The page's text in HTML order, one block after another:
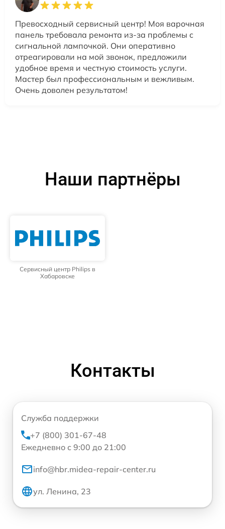
Превосходный сервисный центр! Моя варочная
панель требовала ремонта из-за проблемы с
сигнальной лампочкой. Они оперативно
отреагировали на мой звонок, предложили
удобное время и честную стоимость услуги.
Мастер был профессиональным и вежливым.
Очень доволен результатом!
Наши партнёры
Сервисный центр Philips в
Хабаровске
Контакты
Служба поддержки
+7 (800) 301-67-48
Ежедневно с 9:00 до 21:00
info@hbr.midea-repair-center.ru
ул. Ленина, 23